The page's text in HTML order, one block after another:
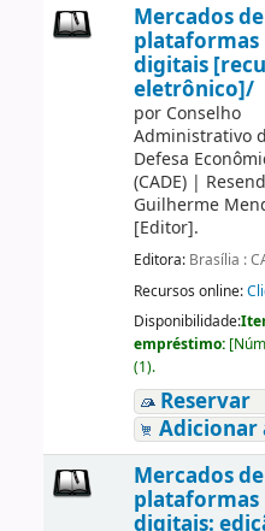
Mercados de
plataformas
digitais
eletrônico]/
por Conselho
Administrativo
Defesa
(CADE)|
Guilherme
[Editor].
Editora: Brasília :
Recursos online:
Disponibilidade:
empréstimo: [
(1).
Reservar
Adicionar
Mercados de
plataformas
digitais: